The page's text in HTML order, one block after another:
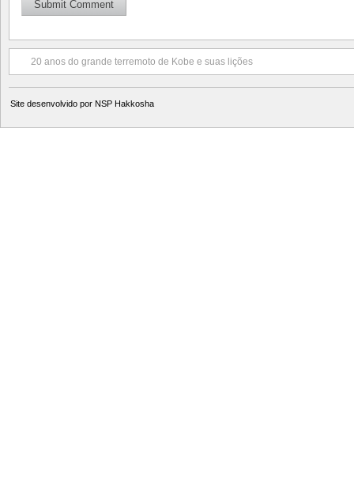
20 anos do grande terremoto de Kobe e suas lições
Site desenvolvido por NSP Hakkosha